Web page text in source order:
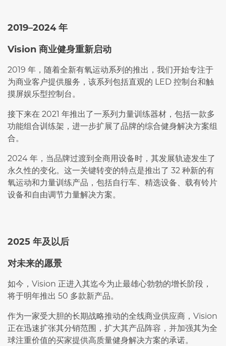
2019–2024 年
Vision 商业健身重新启动
2019 年，随着全新有氧运动系列的推出，我们开始专注于
为商业客户提供服务，该系列包括直观的 LED 控制台和触
摸屏娱乐型控制台。
接下来在 2021 年推出了一系列力量训练器材，包括一款多
功能组合训练架，进一步扩展了品牌的综合健身解决方案组
合。
2024 年，当品牌过渡到全商用设备时，其发展轨迹发生了
永久性的变化。这一关键转变的特点是推出了 32 种新的有
氧运动和力量训练产品，包括自行车、精选设备、载有铃片
设备和自由调节力量解决方案。
2025 年及以后
对未来的愿景
如今，Vision 正进入其迄今为止最雄心勃勃的增长阶段，
将于明年推出 50 多款新产品。
作为一家受大胆的长期战略推动的全线商业供应商，Vision
正在迅速扩张其分销范围，扩大其产品阵容，并加强其为全
球注重价值的买家提供高质量健身解决方案的承诺。